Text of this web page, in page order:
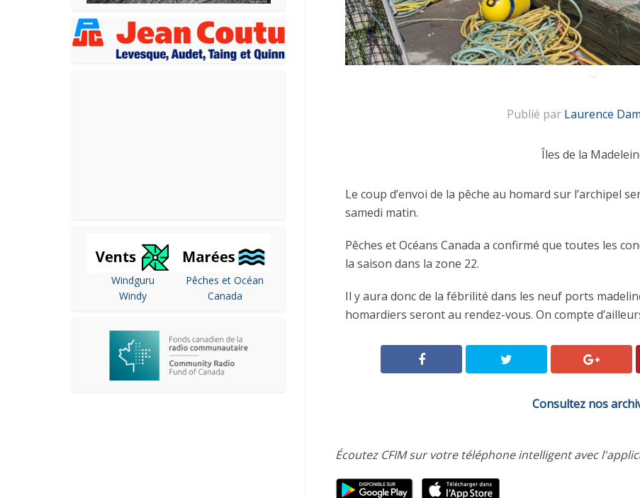
Windguru
Windy
Pêches et Océan
Canada
Publié par Laurence
Îles de la
Le coup d’envoi de la pêche au homard sur l’archipel
samedi matin.
Pêches et Océans Canada a confirmé que toutes les
la saison dans la zone 22.
Il y aura donc de la fébrilité dans les neuf ports
homardiers seront au rendez-vous. On compte
Consultez nos
Écoutez CFIM sur votre téléphone intelligent avec